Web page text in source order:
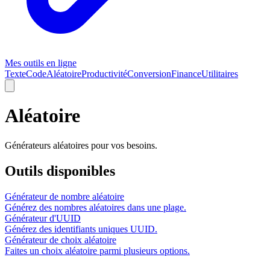
Mes outils en ligne
TexteCodeAléatoireProductivitéConversionFinanceUtilitaires
Aléatoire
Générateurs aléatoires pour vos besoins.
Outils disponibles
Générateur de nombre aléatoire
Générez des nombres aléatoires dans une plage.
Générateur d'UUID
Générez des identifiants uniques UUID.
Générateur de choix aléatoire
Faites un choix aléatoire parmi plusieurs options.